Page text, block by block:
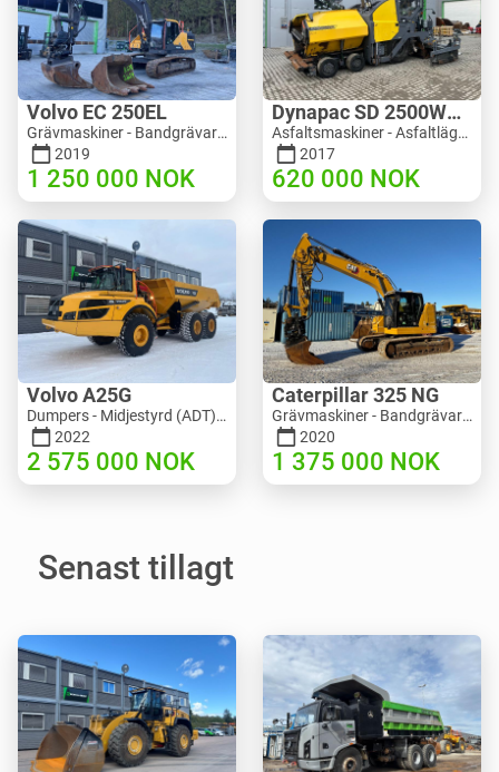
Volvo EC 250EL
Grävmaskiner - Bandgrävare | M981-8871 | RGTR26024
2019
1 250 000 NOK
Dynapac SD 2500WS Asfaltutlegger
Asfaltsmaskiner - Asfaltläggare | M094-8272 | RGTR26011
2017
620 000 NOK
Volvo A25G
Dumpers - Midjestyrd (ADT) | M453-2338 | RGTR25122
2022
2 575 000 NOK
Caterpillar 325 NG
Grävmaskiner - Bandgrävare | M811-5335 | RGTR25093
2020
1 375 000 NOK
Senast tillagt